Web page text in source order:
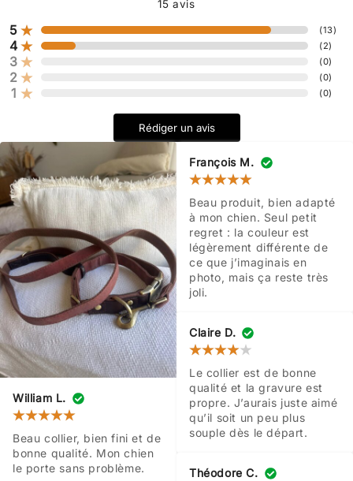
15 avis
5 (13)
4 (2)
3 (0)
2 (0)
1 (0)
Rédiger un avis
William L.
Beau collier, bien fini et de
bonne qualité. Mon chien
le porte sans problème.
François M.
Beau produit, bien adapté
à mon chien. Seul petit
regret : la couleur est
légèrement différente de
ce que j’imaginais en
photo, mais ça reste très
joli.
Claire D.
Le collier est de bonne
qualité et la gravure est
propre. J’aurais juste aimé
qu’il soit un peu plus
souple dès le départ.
Théodore C.